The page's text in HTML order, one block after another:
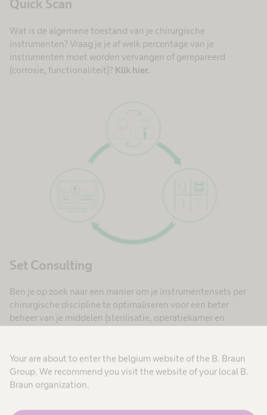
Your are about to enter the belgium website of the B. Braun
Group. We recommend you visit the website of your local B.
Braun organization.
Quick Scan
Wat is de algemene toestand van je chirurgische
instrumenten? Vraag je je af welk percentage van je
instrumenten moet worden vervangen of gerepareerd
(corrosie, functionaliteit)? Klik hier.
Set Consulting
Ben je op zoek naar een manier om je instrumentensets per
chirurgische discipline te optimaliseren voor een beter
beheer van je middelen (sterilisatie, operatiekamer en